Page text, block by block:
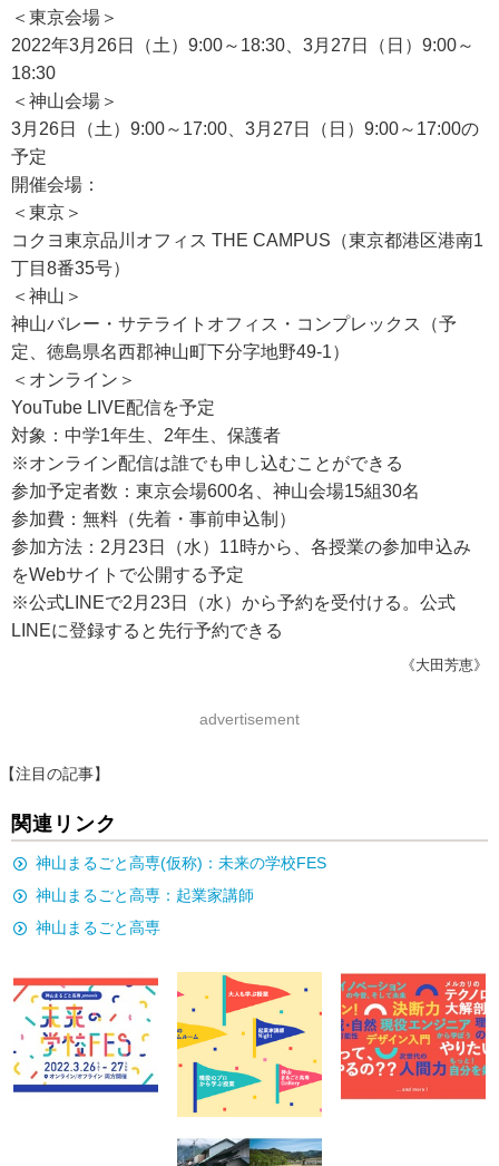
＜東京会場＞
2022年3月26日（土）9:00～18:30、3月27日（日）9:00～
18:30
＜神山会場＞
3月26日（土）9:00～17:00、3月27日（日）9:00～17:00の
予定
開催会場：
＜東京＞
コクヨ東京品川オフィス THE CAMPUS（東京都港区港南1
丁目8番35号）
＜神山＞
神山バレー・サテライトオフィス・コンプレックス（予
定、徳島県名西郡神山町下分字地野49-1）
＜オンライン＞
YouTube LIVE配信を予定
対象：中学1年生、2年生、保護者
※オンライン配信は誰でも申し込むことができる
参加予定者数：東京会場600名、神山会場15組30名
参加費：無料（先着・事前申込制）
参加方法：2月23日（水）11時から、各授業の参加申込み
をWebサイトで公開する予定
※公式LINEで2月23日（水）から予約を受付ける。公式
LINEに登録すると先行予約できる
《大田芳恵》
advertisement
【注目の記事】
関連リンク
神山まるごと高専(仮称)：未来の学校FES
神山まるごと高専：起業家講師
神山まるごと高専